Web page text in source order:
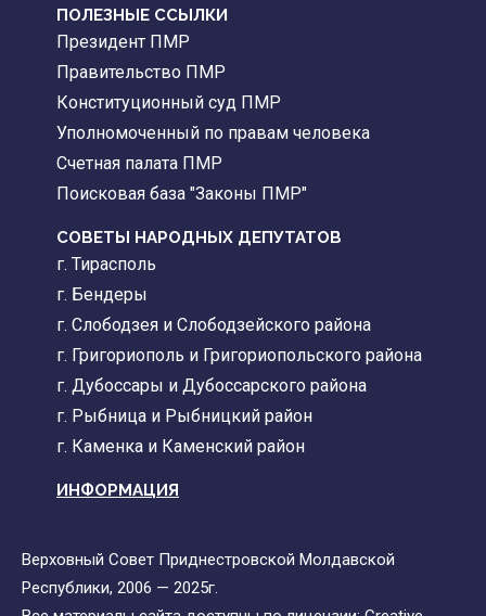
ПОЛЕЗНЫЕ ССЫЛКИ
Президент ПМР
Правительство ПМР
Конституционный суд ПМР
Уполномоченный по правам человека
Счетная палата ПМР
Поисковая база "Законы ПМР"
СОВЕТЫ НАРОДНЫХ ДЕПУТАТОВ
г. Тирасполь
г. Бендеры
г. Слободзея и Слободзейского района
г. Григориополь и Григориопольского района
г. Дубоссары и Дубоссарского района
г. Рыбница и Рыбницкий район
г. Каменка и Каменский район
ИНФОРМАЦИЯ
Верховный Совет Приднестровской Молдавской
Республики, 2006 — 2025г.